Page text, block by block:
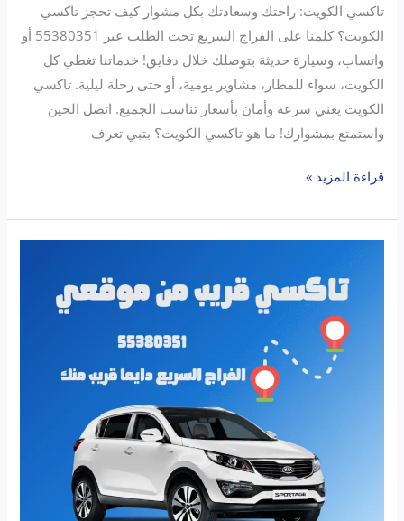
تاكسي الكويت: راحتك وسعادتك بكل مشوار كيف تحجز تاكسي
الكويت؟ كلمنا على الفراج السريع تحت الطلب عبر 55380351 أو
واتساب، وسيارة حديثة بتوصلك خلال دقايق! خدماتنا تغطي كل
الكويت، سواء للمطار، مشاوير يومية، أو حتى رحلة ليلية. تاكسي
الكويت يعني سرعة وأمان بأسعار تناسب الجميع. اتصل الحين
واستمتع بمشوارك! ما هو تاكسي الكويت؟ بتبي تعرف
قراءة المزيد »
موقعي: